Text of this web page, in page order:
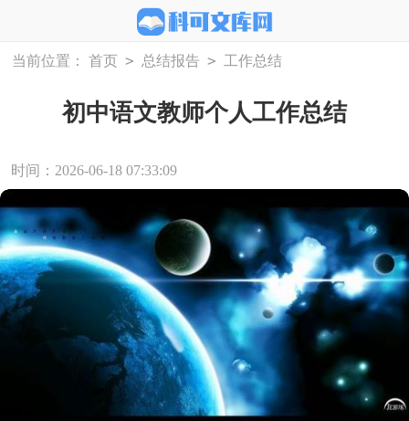
当前位置： 首页 > 总结报告 > 工作总结
初中语文教师个人工作总结
时间：2026-06-18 07:33:09